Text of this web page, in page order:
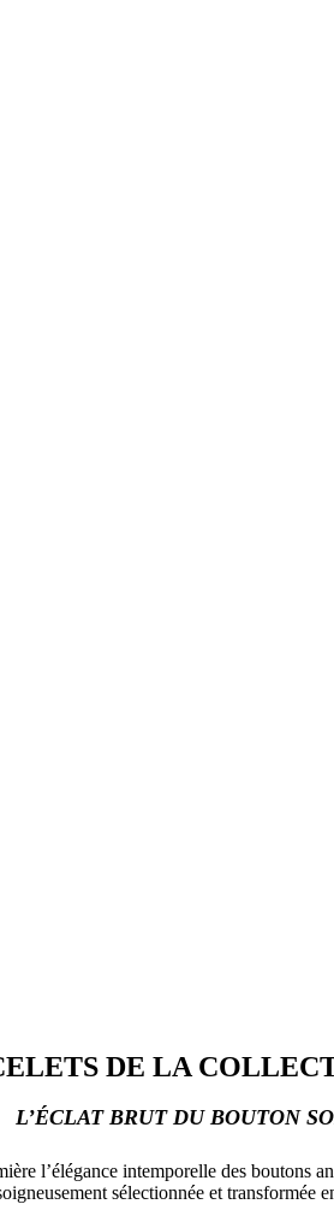
DE LA
L’ÉCLAT BRUT DU BOUTON
l’élégance intemporelle des boutons
sélectionnée et